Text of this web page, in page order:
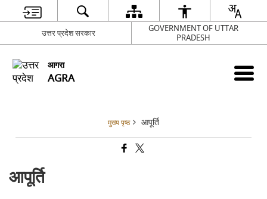
उत्तर प्रदेश सरकार
GOVERNMENT OF UTTAR
PRADESH
आगरा
AGRA
मुख्य पृष्ठ आपूर्ति
आपूर्ति